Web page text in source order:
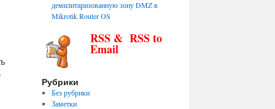
демилитаризованную зону DMZ в
Mikrotik Router OS
RSS & RSS to
Email
Рубрики
Без рубрики
Заметки